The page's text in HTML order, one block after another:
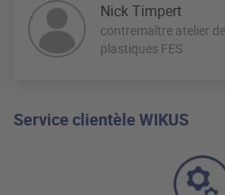
Nick Timpert
contremaître atelier
plastiques FES
Service clientèle WIKUS